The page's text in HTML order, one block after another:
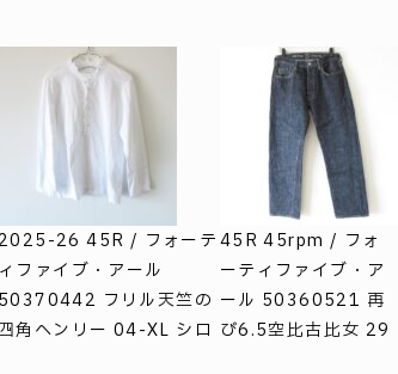
2025-26 45R / フォーテ
ィファイブ・アール
50370442 フリル天竺の
四角ヘンリー 04-XL シロ
45R 45rpm / フォ
ーティファイブ・ア
ール 50360521 再
び6.5空比古比女 29